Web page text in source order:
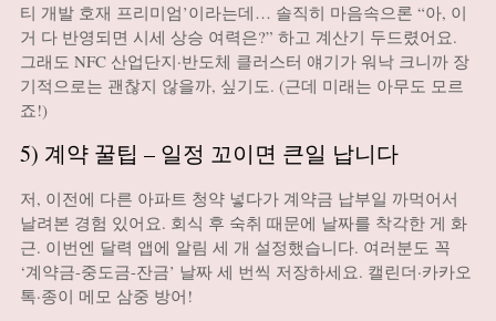
티 개발 호재 프리미엄’이라는데… 솔직히 마음속으론 “아, 이
거 다 반영되면 시세 상승 여력은?” 하고 계산기 두드렸어요.
그래도 NFC 산업단지·반도체 클러스터 얘기가 워낙 크니까 장
기적으로는 괜찮지 않을까, 싶기도. (근데 미래는 아무도 모르
죠!)
5) 계약 꿀팁 – 일정 꼬이면 큰일 납니다
저, 이전에 다른 아파트 청약 넣다가 계약금 납부일 까먹어서
날려본 경험 있어요. 회식 후 숙취 때문에 날짜를 착각한 게 화
근. 이번엔 달력 앱에 알림 세 개 설정했습니다. 여러분도 꼭
‘계약금-중도금-잔금’ 날짜 세 번씩 저장하세요. 캘린더·카카오
톡·종이 메모 삼중 방어!